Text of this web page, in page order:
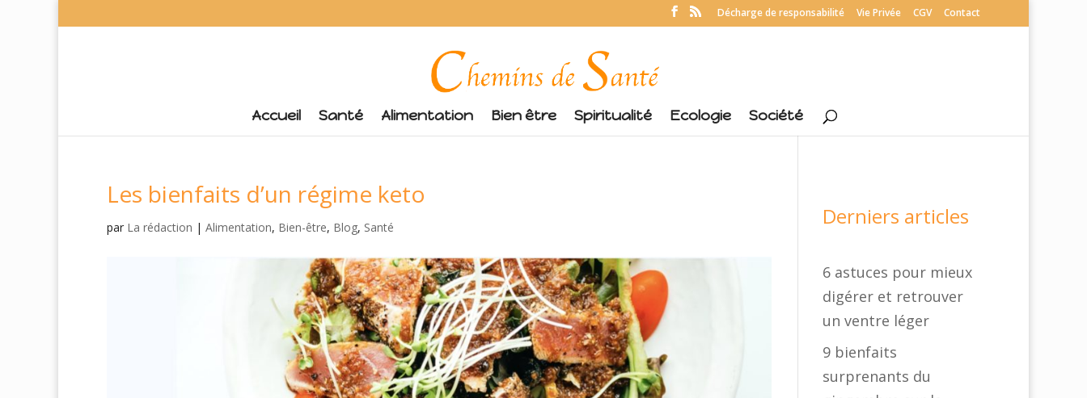
Décharge de responsabilité Vie Privée CGV Contact
Accueil Santé Alimentation Bien être Spiritualité Ecologie Société
Les bienfaits d’un régime keto
par La rédaction | Alimentation, Bien-être, Blog, Santé Derniers articles
6 astuces pour mieux
digérer et retrouver
un ventre léger
9 bienfaits
surprenants du